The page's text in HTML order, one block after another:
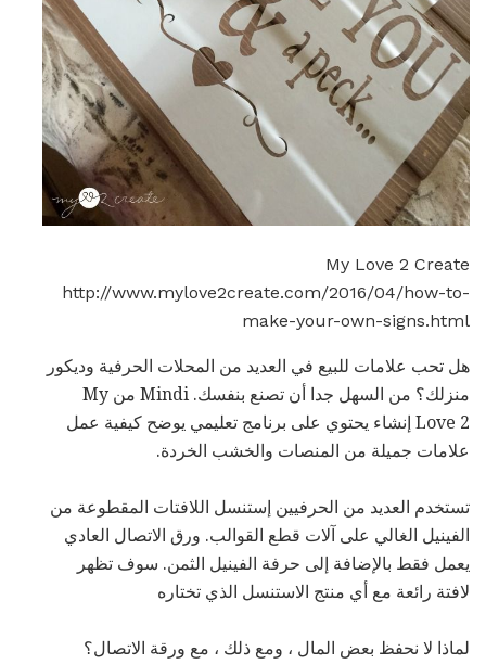
My Love 2 Create
http://www.mylove2create.com/2016/04/how-to-
make-your-own-signs.html
هل تحب علامات للبيع في العديد من المحلات الحرفية وديكور
منزلك؟ من السهل جدا أن تصنع بنفسك. Mindi من My
Love 2 إنشاء يحتوي على برنامج تعليمي يوضح كيفية عمل
علامات جميلة من المنصات والخشب الخردة.
تستخدم العديد من الحرفيين إستنسل اللافتات المقطوعة من
الفينيل الغالي على آلات قطع القوالب. ورق الاتصال العادي
يعمل فقط بالإضافة إلى حرفة الفينيل الثمن. سوف تظهر
لافتة رائعة مع أي منتج الاستنسل الذي تختاره
لماذا لا نحفظ بعض المال ، ومع ذلك ، مع ورقة الاتصال؟